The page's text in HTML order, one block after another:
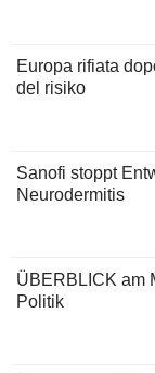
Europa rifiata
del risiko
Sanofi stoppt
Neurodermitis
ÜBERBLICK am
Politik